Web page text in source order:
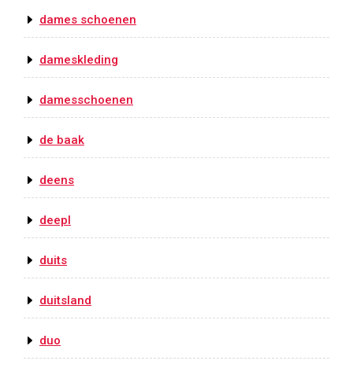
dames schoenen
dameskleding
damesschoenen
de baak
deens
deepl
duits
duitsland
duo